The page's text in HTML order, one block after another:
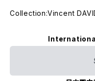
Collection:Vincent